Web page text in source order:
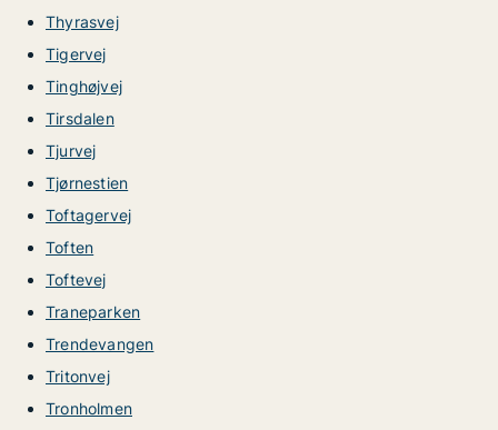
Thyrasvej
Tigervej
Tinghøjvej
Tirsdalen
Tjurvej
Tjørnestien
Toftagervej
Toften
Toftevej
Traneparken
Trendevangen
Tritonvej
Tronholmen